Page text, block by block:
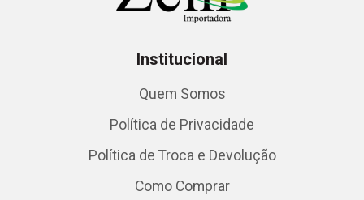
Institucional
Quem Somos
Política de Privacidade
Política de Troca e Devolução
Como Comprar